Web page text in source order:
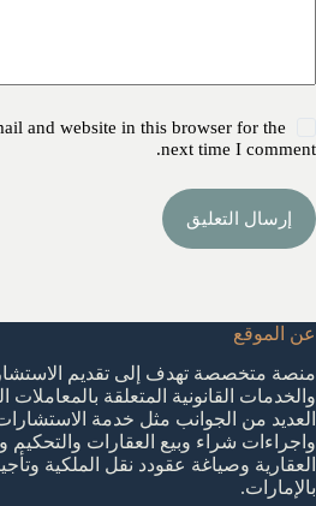
and website in this browser for the
next time I comment.
إرسال التعليق
عن الموقع
منصة متخصصة تهدف إلى تقديم
والخدمات القانونية المتعلقة
العديد من الجوانب مثل خدمة الاستشارات
واجراءات شراء وبيع العقارات والتحكيم
العقارية وصياغة عقودد نقل الملكية
بالإمارات.